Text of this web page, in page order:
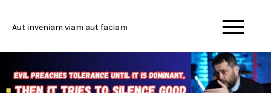
Aut inveniam viam aut faciam